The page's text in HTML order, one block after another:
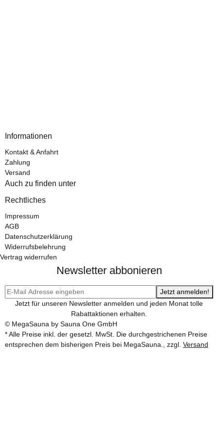
Informationen
Kontakt & Anfahrt
Zahlung
Versand
Auch zu finden unter
Rechtliches
Impressum
AGB
Datenschutzerklärung
Widerrufsbelehrung
Vertrag widerrufen
Newsletter abbonieren
Jetzt anmelden!
Jetzt für unseren Newsletter anmelden und jeden Monat tolle
Rabattaktionen erhalten.
© MegaSauna by Sauna One GmbH
* Alle Preise inkl. der gesetzl. MwSt. Die durchgestrichenen Preise
entsprechen dem bisherigen Preis bei MegaSauna., zzgl. Versand